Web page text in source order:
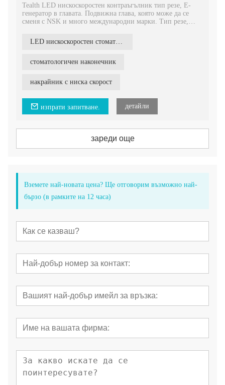
Tealth LED нискоскоростен контраъгълник тип резе, Е-
генератор в главата. Подвижна глава, която може да се
сменя с NSK и много международни марки. Тип резе,
безопасен.
стоматологичен наконечник
накрайник с ниска скорост
изпрати запитване. детайли
зареди още
Вземете най-новата цена? Ще отговорим възможно най-
бързо (в рамките на 12 часа)